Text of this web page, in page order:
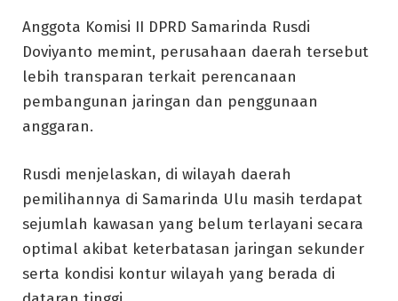
Anggota Komisi II DPRD Samarinda Rusdi
Doviyanto memint, perusahaan daerah tersebut
lebih transparan terkait perencanaan
pembangunan jaringan dan penggunaan
anggaran.
Rusdi menjelaskan, di wilayah daerah
pemilihannya di Samarinda Ulu masih terdapat
sejumlah kawasan yang belum terlayani secara
optimal akibat keterbatasan jaringan sekunder
serta kondisi kontur wilayah yang berada di